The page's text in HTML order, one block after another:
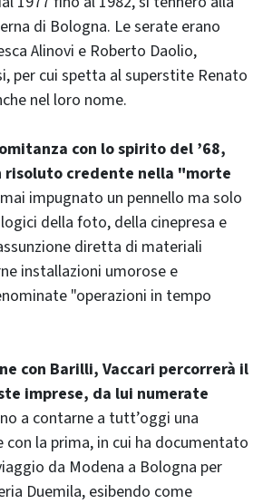
di Bologna. Le serate erano
Alinovi e Roberto Daolio,
per cui spetta al superstite Renato
nel loro nome.
con lo spirito del ’68,
risoluto credente nella "morte
impugnato un pennello ma solo
della foto, della cinepresa e
diretta di materiali
installazioni umorose e
"operazioni in tempo
con Barilli, Vaccari percorrerà il
imprese, da lui numerate
a contarne a tutt’oggi una
con la prima, in cui ha documentato
da Modena a Bologna per
Duemila, esibendo come